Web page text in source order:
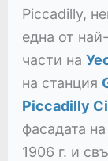
Piccadilly,
една от
части на
на станция
Piccadilly
фасадата
1906 г. и